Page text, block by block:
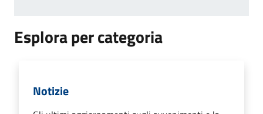
Esplora per categoria
Notizie